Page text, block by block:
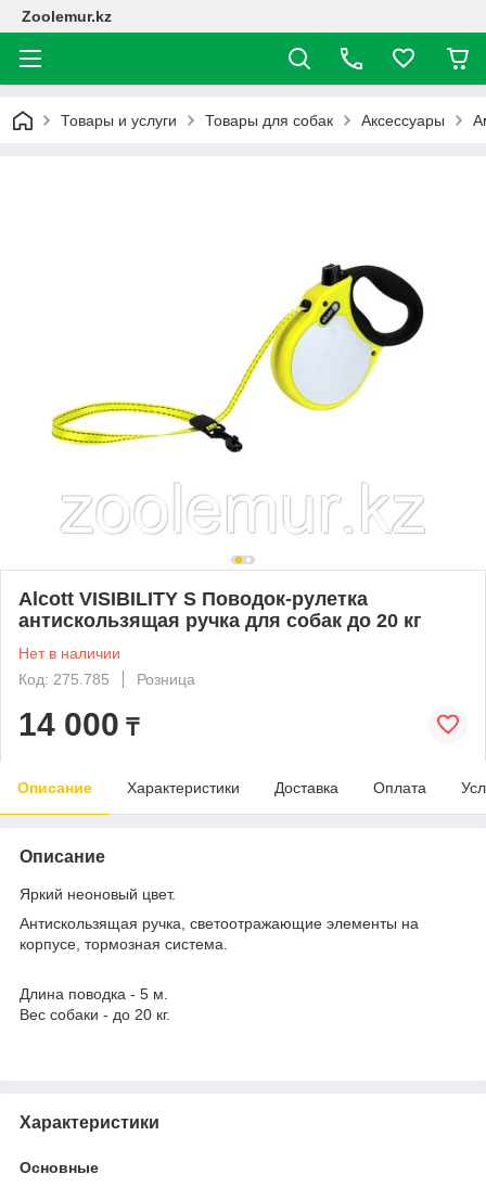
Zoolemur.kz
Товары и услуги Товары для собак Аксессуары
Alcott VISIBILITY S Поводок-рулетка
антискользящая ручка для собак до 20 кг
Нет в наличии
Код: 275.785
Розница
14 000 ₸
Описание Характеристики Доставка Оплата
Описание
Яркий неоновый цвет.
Антискользящая ручка, светоотражающие элементы на
корпусе, тормозная система.
Длина поводка - 5 м.
Вес собаки - до 20 кг.
Характеристики
Основные